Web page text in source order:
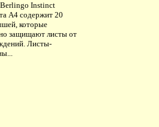
Instinct
А4 содержит 20
которые
защищают листы от
Листы-